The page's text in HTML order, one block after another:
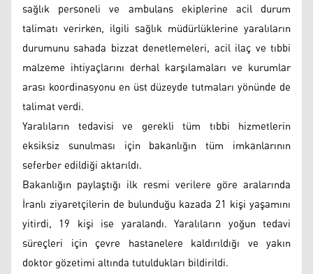
sağlık personeli ve ambulans ekiplerine acil durum
talimatı verirken, ilgili sağlık müdürlüklerine yaralıların
durumunu sahada bizzat denetlemeleri, acil ilaç ve tıbbi
malzeme ihtiyaçlarını derhal karşılamaları ve kurumlar
arası koordinasyonu en üst düzeyde tutmaları yönünde de
talimat verdi.
Yaralıların tedavisi ve gerekli tüm tıbbi hizmetlerin
eksiksiz sunulması için bakanlığın tüm imkanlarının
seferber edildiği aktarıldı.
Bakanlığın paylaştığı ilk resmi verilere göre aralarında
İranlı ziyaretçilerin de bulunduğu kazada 21 kişi yaşamını
yitirdi, 19 kişi ise yaralandı. Yaralıların yoğun tedavi
süreçleri için çevre hastanelere kaldırıldığı ve yakın
doktor gözetimi altında tutuldukları bildirildi.